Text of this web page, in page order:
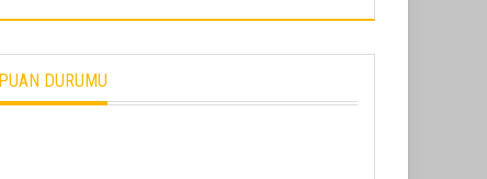
PUAN DURUMU